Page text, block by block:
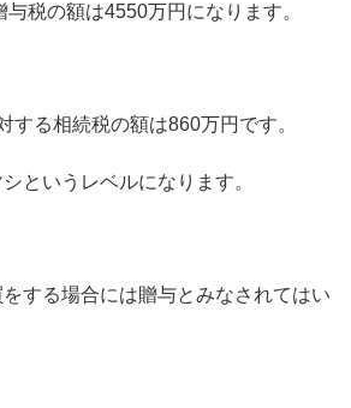
税の額は4550万円になります。
する相続税の額は860万円です。
というレベルになります。
する場合には贈与とみなされてはい